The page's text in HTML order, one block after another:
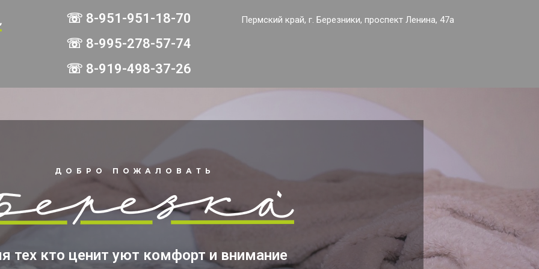
☏ 8-951-951-18-70
☏ 8-995-278-57-74
☏ 8-919-498-37-26
Пермский край, г. Березники, проспект Ленина, 47а
ДОБРО ПОЖАЛОВАТЬ
тех кто ценит уют комфорт и внимание